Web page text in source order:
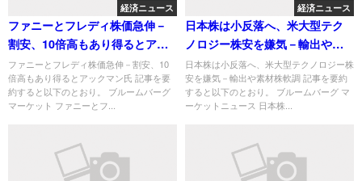
経済ニュース
ファニーとフレディ株価急伸－
割安、10倍高もあり得るとアッ
クマン氏
ファニーとフレディ株価急伸－割安、10
倍高もあり得るとアックマン氏 記事を要
約すると以下のとおり。 ブルームバーグ
マーケット ファニーとフ...
経済ニュース
日本株は小反落へ、米大型テク
ノロジー株安を嫌気－輸出や素
材株軟調
日本株は小反落へ、米大型テクノロジー株
安を嫌気－輸出や素材株軟調 記事を要約
すると以下のとおり。 ブルームバーグ マ
ーケットニュース 日本株...